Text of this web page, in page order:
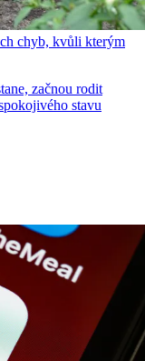
chyb, kvůli kterým
začnou rodit
stavu